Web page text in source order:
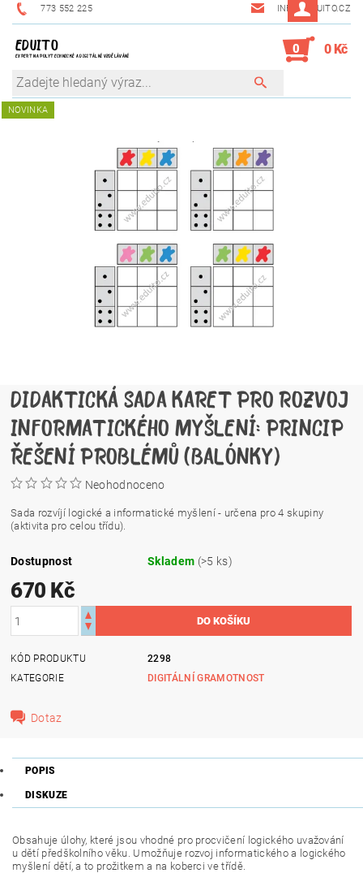
773 552 225 INFO@EDUITO.CZ
EDUITO
EXPERT NA POLYTECHNICKÉ A DIGITÁLNÍ VZDĚLÁVÁNÍ
0 0 Kč
NOVINKA
DIDAKTICKÁ SADA KARET PRO ROZVOJ
INFORMATICKÉHO MYŠLENÍ: PRINCIP
ŘEŠENÍ PROBLÉMŮ (BALÓNKY)
Neohodnoceno
Sada rozvíjí logické a informatické myšlení - určena pro 4 skupiny
(aktivita pro celou třídu).
Dostupnost Skladem (>5 ks)
670 Kč
KÓD PRODUKTU
2298
KATEGORIE
DIGITÁLNÍ GRAMOTNOST
Dotaz
POPIS
DISKUZE
Obsahuje úlohy, které jsou vhodné pro procvičení logického uvažování
u dětí předškolního věku. Umožňuje rozvoj informatického a logického
myšlení dětí, a to prožitkem a na koberci ve třídě.